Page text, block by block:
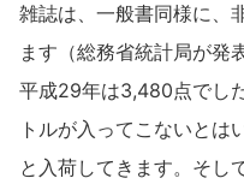
雑誌は、一般書同様に、
ます（総務省統計局が発
平成29年は3,480点でし
トルが入ってこないとは
と入荷してきます。そし